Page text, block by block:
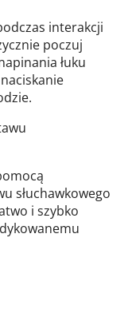
interakcji
poczuj
łuku
słuchawkowego
i szybko